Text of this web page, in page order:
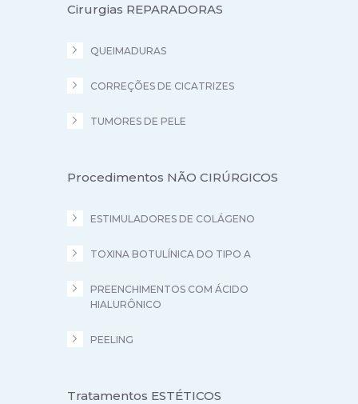
Cirurgias REPARADORAS
QUEIMADURAS
CORREÇÕES DE CICATRIZES
TUMORES DE PELE
Procedimentos NÃO CIRÚRGICOS
ESTIMULADORES DE COLÁGENO
TOXINA BOTULÍNICA DO TIPO A
PREENCHIMENTOS COM ÁCIDO
HIALURÔNICO
PEELING
Tratamentos ESTÉTICOS